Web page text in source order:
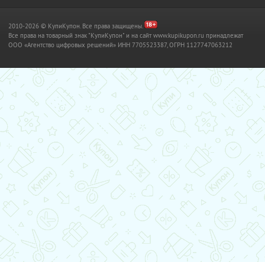
2010-2026 © КупиКупон. Все права защищены.
Все права на товарный знак "КупиКупон" и на сайт www.kupikupon.ru принадлежат
OOO «Агентство цифровых решений» ИНН 7705523387, ОГРН 1127747063212